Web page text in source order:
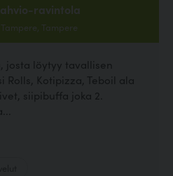
ravintola
Tampere
josta löytyy tavallisen
Rolls, Kotipizza, Teboil ala
siipibuffa joka 2.